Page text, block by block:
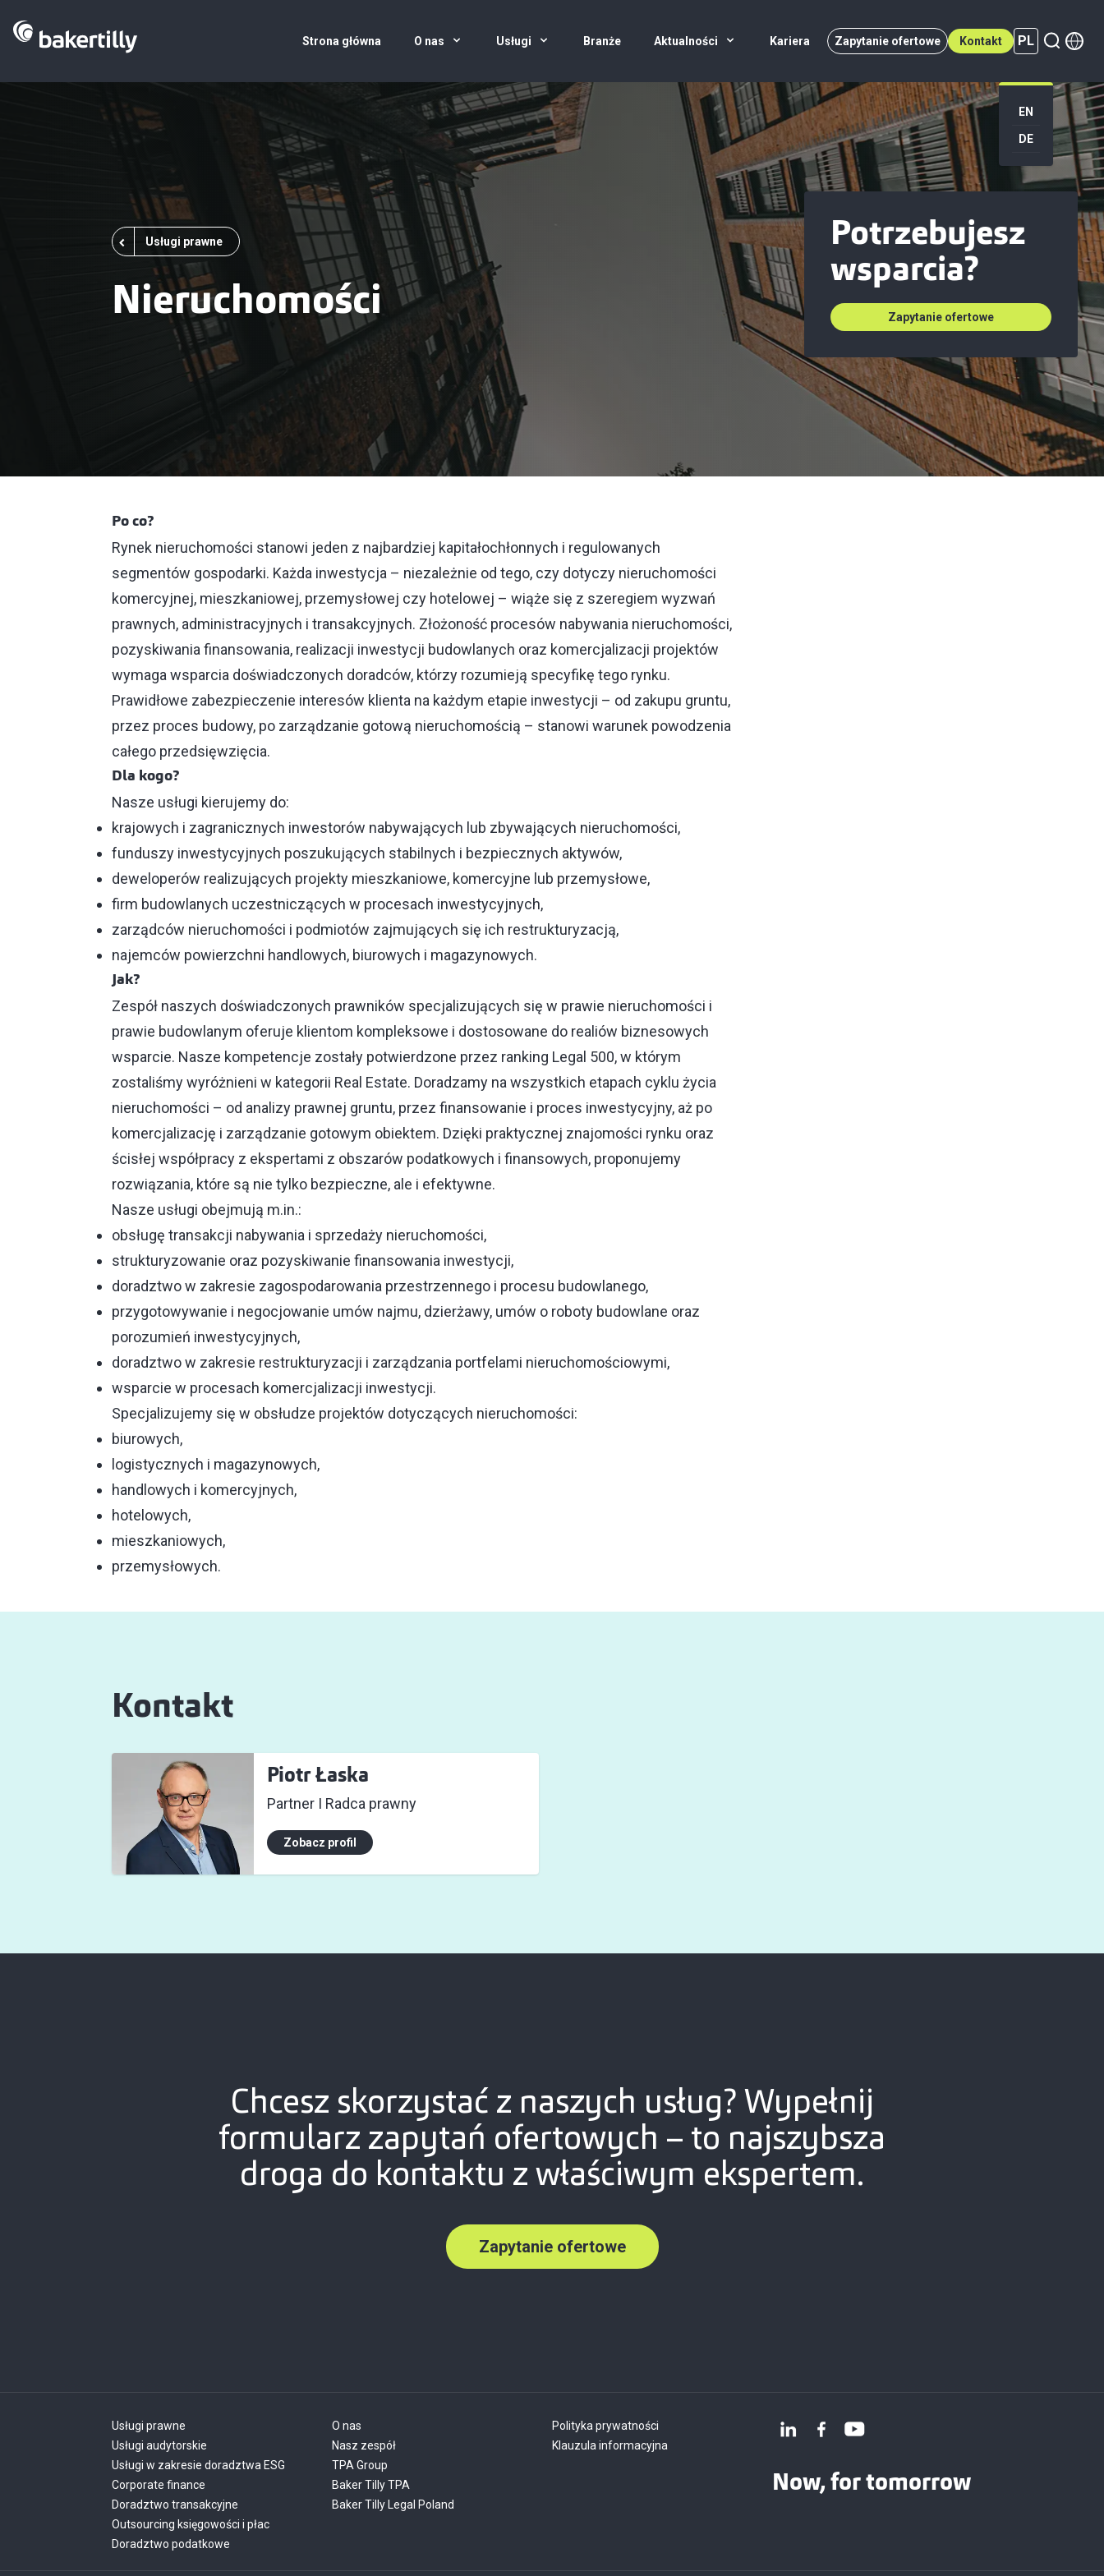
Strona główna O nas Usługi Branże Aktualności Kariera Zapytanie ofertowe Kontakt PL
PL (active)
EN
DE
Usługi prawne
Nieruchomości
Potrzebujesz
wsparcia?
Zapytanie ofertowe
Po co?
Rynek nieruchomości stanowi jeden z najbardziej kapitałochłonnych i regulowanych
segmentów gospodarki. Każda inwestycja – niezależnie od tego, czy dotyczy nieruchomości
komercyjnej, mieszkaniowej, przemysłowej czy hotelowej – wiąże się z szeregiem wyzwań
prawnych, administracyjnych i transakcyjnych. Złożoność procesów nabywania nieruchomości,
pozyskiwania finansowania, realizacji inwestycji budowlanych oraz komercjalizacji projektów
wymaga wsparcia doświadczonych doradców, którzy rozumieją specyfikę tego rynku.
Prawidłowe zabezpieczenie interesów klienta na każdym etapie inwestycji – od zakupu gruntu,
przez proces budowy, po zarządzanie gotową nieruchomością – stanowi warunek powodzenia
całego przedsięwzięcia.
Dla kogo?
Nasze usługi kierujemy do:
krajowych i zagranicznych inwestorów nabywających lub zbywających nieruchomości,
funduszy inwestycyjnych poszukujących stabilnych i bezpiecznych aktywów,
deweloperów realizujących projekty mieszkaniowe, komercyjne lub przemysłowe,
firm budowlanych uczestniczących w procesach inwestycyjnych,
zarządców nieruchomości i podmiotów zajmujących się ich restrukturyzacją,
najemców powierzchni handlowych, biurowych i magazynowych.
Jak?
Zespół naszych doświadczonych prawników specjalizujących się w prawie nieruchomości i
prawie budowlanym oferuje klientom kompleksowe i dostosowane do realiów biznesowych
wsparcie. Nasze kompetencje zostały potwierdzone przez ranking Legal 500, w którym
zostaliśmy wyróżnieni w kategorii Real Estate. Doradzamy na wszystkich etapach cyklu życia
nieruchomości – od analizy prawnej gruntu, przez finansowanie i proces inwestycyjny, aż po
komercjalizację i zarządzanie gotowym obiektem. Dzięki praktycznej znajomości rynku oraz
ścisłej współpracy z ekspertami z obszarów podatkowych i finansowych, proponujemy
rozwiązania, które są nie tylko bezpieczne, ale i efektywne.
Nasze usługi obejmują m.in.:
obsługę transakcji nabywania i sprzedaży nieruchomości,
strukturyzowanie oraz pozyskiwanie finansowania inwestycji,
doradztwo w zakresie zagospodarowania przestrzennego i procesu budowlanego,
przygotowywanie i negocjowanie umów najmu, dzierżawy, umów o roboty budowlane oraz
porozumień inwestycyjnych,
doradztwo w zakresie restrukturyzacji i zarządzania portfelami nieruchomościowymi,
wsparcie w procesach komercjalizacji inwestycji.
Specjalizujemy się w obsłudze projektów dotyczących nieruchomości:
biurowych,
logistycznych i magazynowych,
handlowych i komercyjnych,
hotelowych,
mieszkaniowych,
przemysłowych.
Kontakt
Piotr Łaska
Partner I Radca prawny
Zobacz profil
Chcesz skorzystać z naszych usług? Wypełnij
formularz zapytań ofertowych – to najszybsza
droga do kontaktu z właściwym ekspertem.
Zapytanie ofertowe
Usługi prawne
Usługi audytorskie
Usługi w zakresie doradztwa ESG
Corporate finance
Doradztwo transakcyjne
Outsourcing księgowości i płac
Doradztwo podatkowe
O nas
Nasz zespół
TPA Group
Baker Tilly TPA
Baker Tilly Legal Poland
Polityka prywatności
Klauzula informacyjna
Now, for tomorrow